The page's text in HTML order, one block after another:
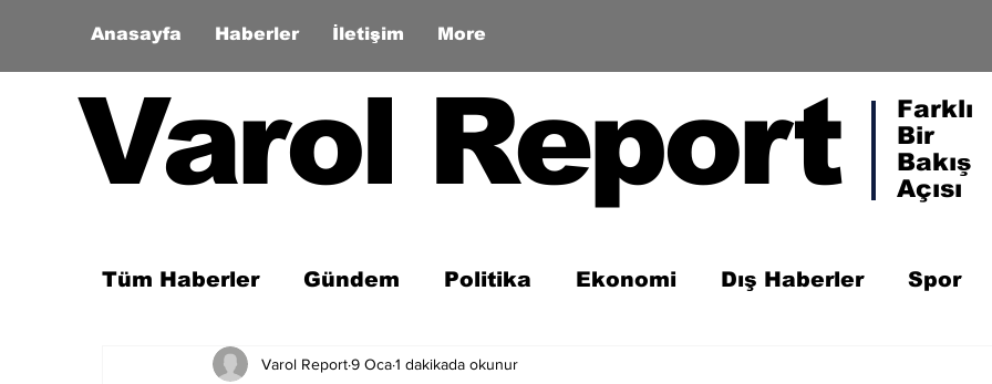
Anasayfa Haberler İletişim More
Varol Report
Farklı
Bir
Bakış
Açısı
Tüm Haberler Gündem Politika Ekonomi Dış Haberler Spor
Son Dakika Zaman Tüneli
Varol Report9 Oca1 dakikada okunur